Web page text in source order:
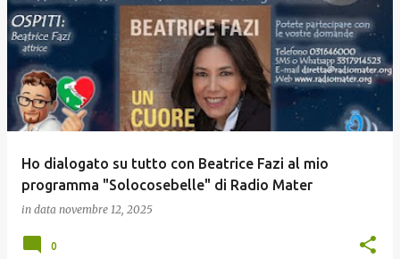
Ho dialogato su tutto con Beatrice Fazi al mio
programma "Solocosebelle" di Radio Mater
in data novembre 12, 2025
0